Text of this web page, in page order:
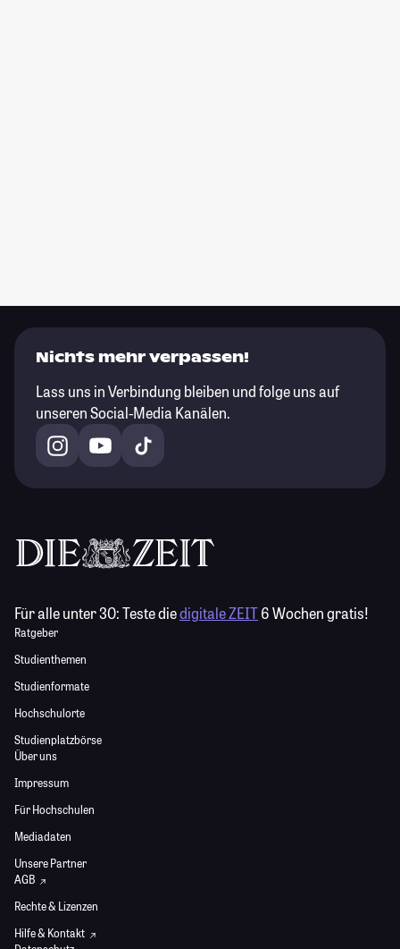
Nichts mehr verpassen!
Lass uns in Verbindung bleiben und folge uns auf
unseren Social-Media Kanälen.
Für alle unter 30:Teste diedigitale ZEIT6 Wochen gratis!
Ratgeber
Studienthemen
Studienformate
Hochschulorte
Studienplatzbörse
Über uns
Impressum
Für Hochschulen
Mediadaten
Unsere Partner
AGB
Rechte & Lizenzen
Hilfe & Kontakt